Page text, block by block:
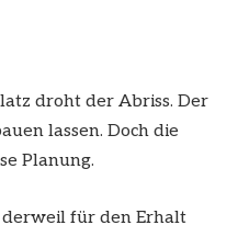
droht der Abriss. Der
lassen. Doch die
Planung.
für den Erhalt